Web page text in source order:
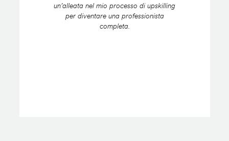
un’alleata nel mio processo di upskilling
per diventare una professionista
completa.